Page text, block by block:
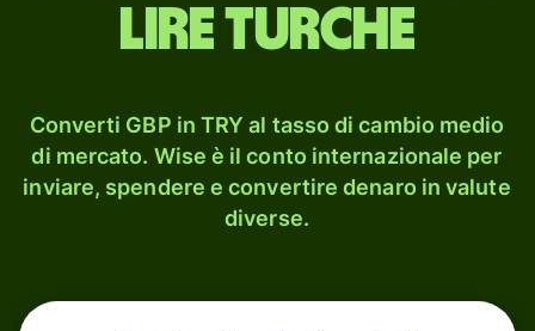
lire turche
Converti GBP in TRY al tasso di cambio medio
di mercato. Wise è il conto internazionale per
inviare, spendere e convertire denaro in valute
diverse.